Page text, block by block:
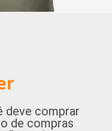
deve comprar
de compras